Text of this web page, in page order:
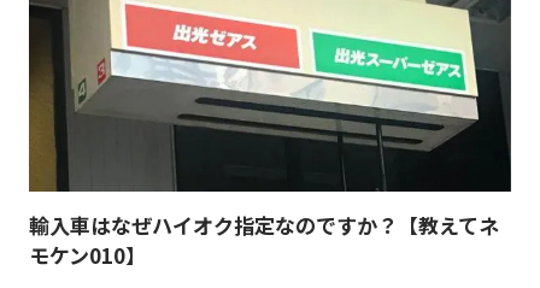
輸入車はなぜハイオク指定なのですか？【教えてネ
モケン010】